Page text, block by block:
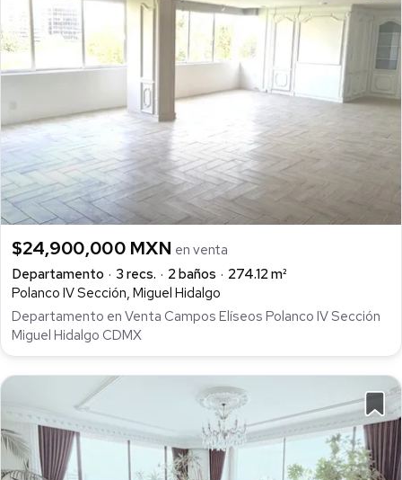
$24,900,000 MXN en venta
Departamento
3 recs. 2 baños
274.12 m²
Polanco IV Sección, Miguel Hidalgo
Departamento en Venta Campos Elíseos Polanco IV Sección
Miguel Hidalgo CDMX